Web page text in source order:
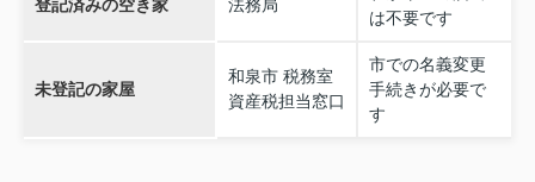
登記済みの空き家 法務局
は不要です
未登記の家屋
和泉市 税務室
資産税担当窓口
市での名義変更
手続きが必要で
す